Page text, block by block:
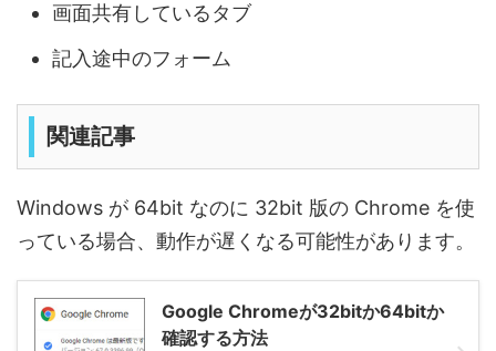
画面共有しているタブ
記入途中のフォーム
関連記事
Windows が 64bit なのに 32bit 版の Chrome を使
っている場合、動作が遅くなる可能性があります。
Google Chromeが32bitか64bitか
確認する方法